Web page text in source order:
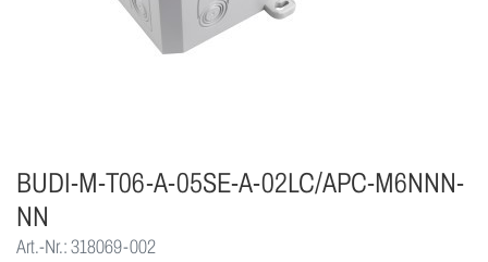
BUDI-M-T06-A-05SE-A-02LC/APC-M6NNN-
NN
Art.-Nr.: 318069-002